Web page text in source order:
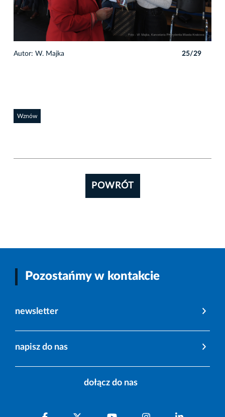
Autor: W. Majka 25/29
Wznów
POWRÓT
Pozostańmy w kontakcie
newsletter
napisz do nas
dołącz do nas